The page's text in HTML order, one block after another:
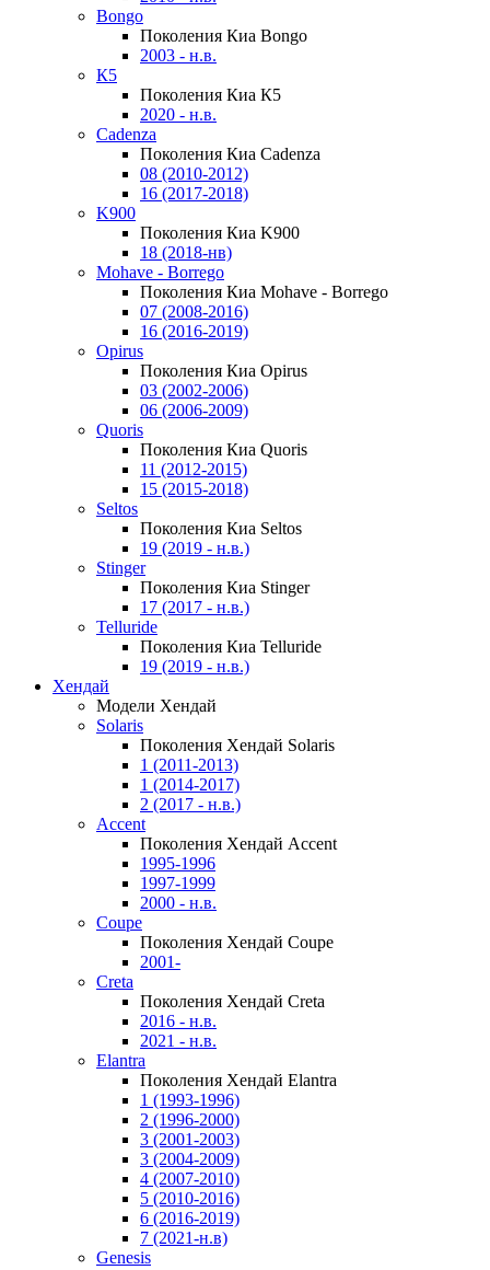
Bongo
Поколения Киа Bongo
2003 - н.в.
К5
Поколения Киа К5
2020 - н.в.
Cadenza
Поколения Киа Cadenza
08 (2010-2012)
16 (2017-2018)
K900
Поколения Киа K900
18 (2018-нв)
Mohave - Borrego
Поколения Киа Mohave - Borrego
07 (2008-2016)
16 (2016-2019)
Opirus
Поколения Киа Opirus
03 (2002-2006)
06 (2006-2009)
Quoris
Поколения Киа Quoris
11 (2012-2015)
15 (2015-2018)
Seltos
Поколения Киа Seltos
19 (2019 - н.в.)
Stinger
Поколения Киа Stinger
17 (2017 - н.в.)
Telluride
Поколения Киа Telluride
19 (2019 - н.в.)
Хендай
Модели Хендай
Solaris
Поколения Хендай Solaris
1 (2011-2013)
1 (2014-2017)
2 (2017 - н.в.)
Accent
Поколения Хендай Accent
1995-1996
1997-1999
2000 - н.в.
Coupe
Поколения Хендай Coupe
2001-
Creta
Поколения Хендай Creta
2016 - н.в.
2021 - н.в.
Elantra
Поколения Хендай Elantra
1 (1993-1996)
2 (1996-2000)
3 (2001-2003)
3 (2004-2009)
4 (2007-2010)
5 (2010-2016)
6 (2016-2019)
7 (2021-н.в)
Genesis